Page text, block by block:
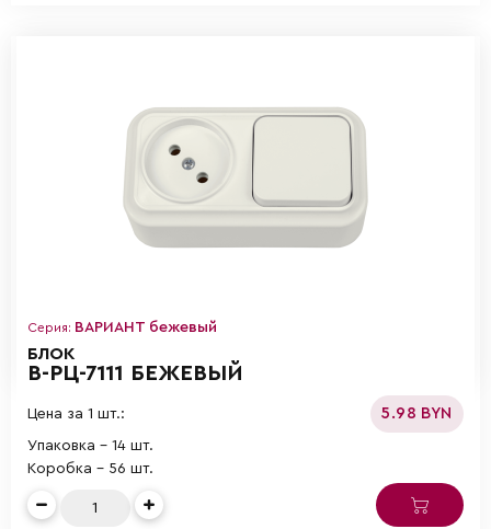
Серия: ВАРИАНТ бежевый
БЛОК
В-РЦ-7111 БЕЖЕВЫЙ
Цена за 1 шт.: 5.98 BYN
Упаковка - 14 шт.
Коробка - 56 шт.